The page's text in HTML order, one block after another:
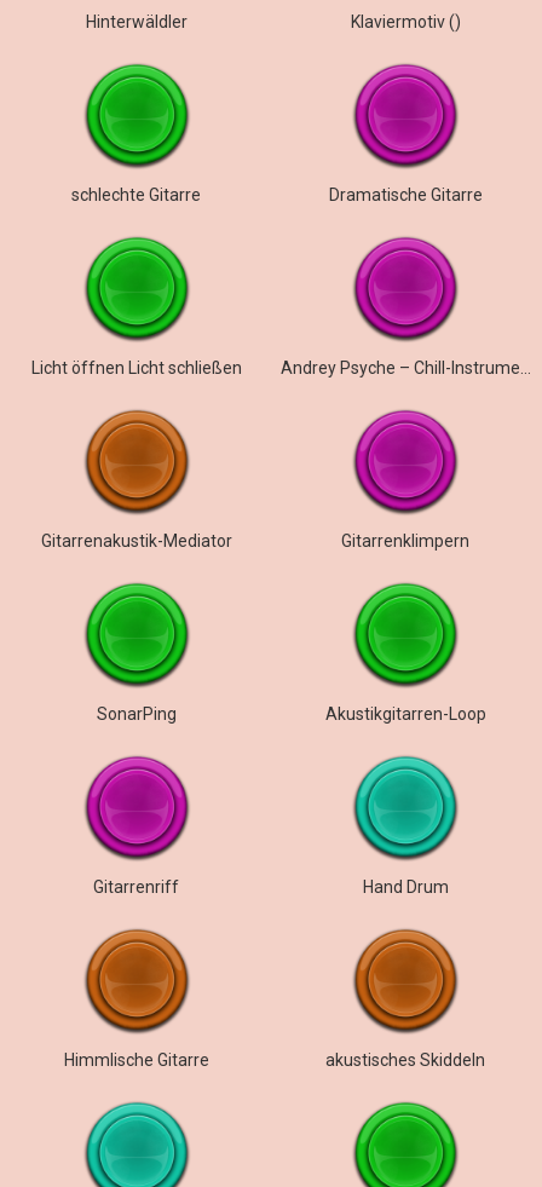
Hinterwäldler Klaviermotiv ()
schlechte Gitarre Dramatische Gitarre
Licht öffnen Licht schließen
Gitarrenakustik-Mediator Gitarrenklimpern
SonarPing Akustikgitarren-Loop
Gitarrenriff Hand Drum
Himmlische Gitarre akustisches Skiddeln